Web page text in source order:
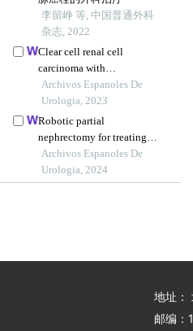
李留峥 等, 中国普通外科
杂志, 2022
Clear cell renal cell
carcinoma with
hemangioblastoma-like
features: a case report
Archivos Espanoles De
Urologia, 2023
Robotic partial
nephrectomy for treating
renal masses: outcomes and
complications
Archivos Espanoles De
Urologia, 2024
地址：
邮编：